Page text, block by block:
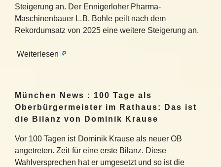
Steigerung an. Der Ennigerloher Pharma-
Maschinenbauer L.B. Bohle peilt nach dem
Rekordumsatz von 2025 eine weitere Steigerung an.
Weiterlesen
München News : 100 Tage als
Oberbürgermeister im Rathaus: Das ist
die Bilanz von Dominik Krause
Vor 100 Tagen ist Dominik Krause als neuer OB
angetreten. Zeit für eine erste Bilanz. Diese
Wahlversprechen hat er umgesetzt und so ist die